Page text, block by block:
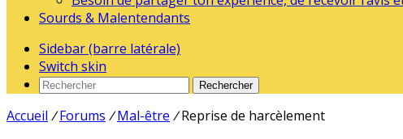
Sourds & Malentendants
Sidebar (barre latérale)
Switch skin
Rechercher
Accueil / Forums / Mal-être / Reprise de harcèlement